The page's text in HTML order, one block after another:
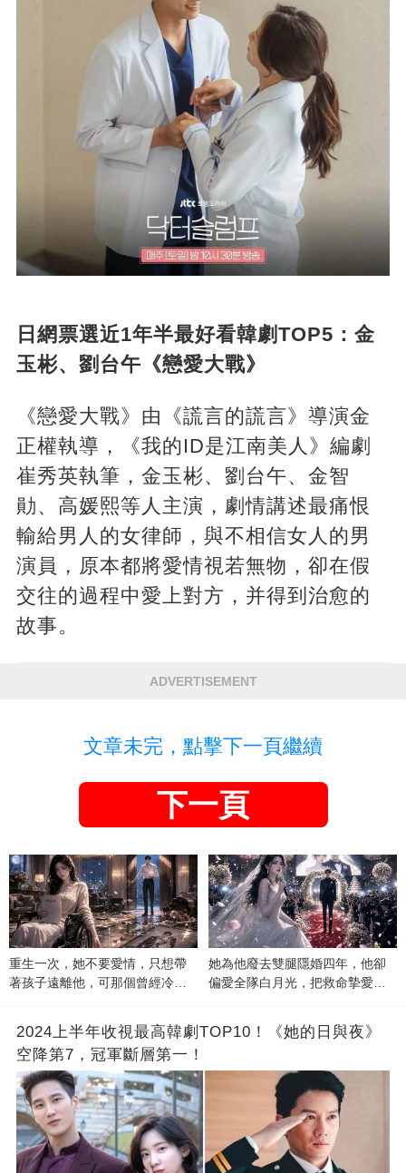
日網票選近1年半最好看韓劇TOP5：金
玉彬、劉台午《戀愛大戰》
《戀愛大戰》由《謊言的謊言》導演金
正權執導，《我的ID是江南美人》編劇
崔秀英執筆，金玉彬、劉台午、金智
勛、高媛熙等人主演，劇情講述最痛恨
輸給男人的女律師，與不相信女人的男
演員，原本都將愛情視若無物，卻在假
交往的過程中愛上對方，并得到治愈的
故事。
ADVERTISEMENT
文章未完，點擊下一頁繼續
下一頁
重生一次，她不要愛情，只想帶
著孩子遠離他，可那個曾經冷漠
她為他廢去雙腿隱婚四年，他卻
偏愛全隊白月光，把救命摯愛當
2024上半年收視最高韓劇TOP10！《她的日與夜》
空降第7，冠軍斷層第一！